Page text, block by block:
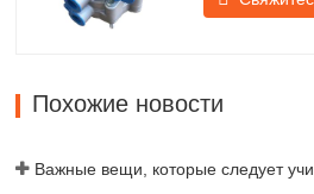
поддержку
научные…
Похожие новости